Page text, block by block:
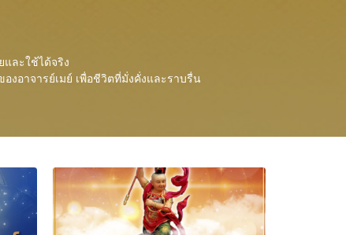
และใช้ได้จริง
งอาจารย์เมย์ เพื่อชีวิตที่มั่งคั่งและราบรื่น